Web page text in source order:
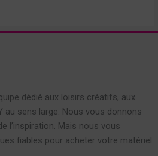
dédié aux loisirs créatifs, aux
au sens large. Nous vous donnons
l’inspiration. Mais nous vous
fiables pour acheter votre matériel.